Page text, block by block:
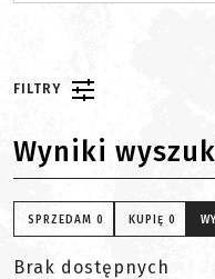
FILTRY
Wyniki
SPRZEDAM 0 KUPIĘ 0
Brak dostępnych